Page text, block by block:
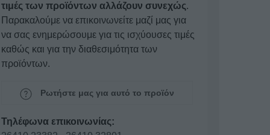
τιμές των προϊόντων αλλάζουν συνεχώς.
Παρακαλούμε να επικοινωνείτε μαζί μας για
να σας ενημερώσουμε για τις ισχύουσες τιμές
καθώς και για την διαθεσιμότητα των
προϊόντων.
Ρωτήστε μας για αυτό το προϊόν
Τηλέφωνα επικοινωνίας: